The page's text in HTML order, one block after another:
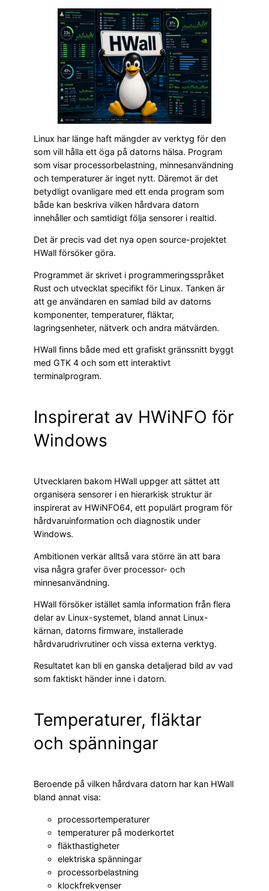
Linux har länge haft mängder av verktyg för den
som vill hålla ett öga på datorns hälsa. Program
som visar processorbelastning, minnesanvändning
och temperaturer är inget nytt. Däremot är det
betydligt ovanligare med ett enda program som
både kan beskriva vilken hårdvara datorn
innehåller och samtidigt följa sensorer i realtid.
Det är precis vad det nya open source-projektet
HWall försöker göra.
Programmet är skrivet i programmeringsspråket
Rust och utvecklat specifikt för Linux. Tanken är
att ge användaren en samlad bild av datorns
komponenter, temperaturer, fläktar,
lagringsenheter, nätverk och andra mätvärden.
HWall finns både med ett grafiskt gränssnitt byggt
med GTK 4 och som ett interaktivt
terminalprogram.
Inspirerat av HWiNFO för
Windows
Utvecklaren bakom HWall uppger att sättet att
organisera sensorer i en hierarkisk struktur är
inspirerat av HWiNFO64, ett populärt program för
hårdvaruinformation och diagnostik under
Windows.
Ambitionen verkar alltså vara större än att bara
visa några grafer över processor- och
minnesanvändning.
HWall försöker istället samla information från flera
delar av Linux-systemet, bland annat Linux-
kärnan, datorns firmware, installerade
hårdvarudrivrutiner och vissa externa verktyg.
Resultatet kan bli en ganska detaljerad bild av vad
som faktiskt händer inne i datorn.
Temperaturer, fläktar
och spänningar
Beroende på vilken hårdvara datorn har kan HWall
bland annat visa:
processortemperaturer
temperaturer på moderkortet
fläkthastigheter
elektriska spänningar
processorbelastning
klockfrekvenser